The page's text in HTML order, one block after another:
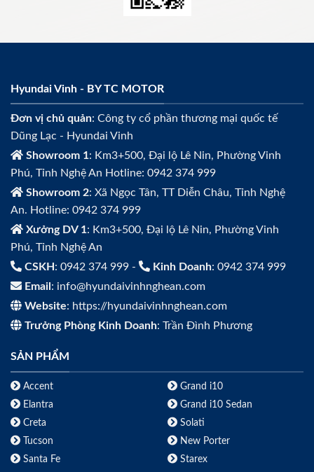
Hyundai Vinh - BY TC MOTOR
Đơn vị chủ quản: Công ty cổ phần thương mại quốc tế
Dũng Lạc - Hyundai Vinh
Showroom 1: Km3+500, Đại lộ Lê Nin, Phường Vinh
Phú, Tỉnh Nghệ An Hotline: 0942 374 999
Showroom 2: Xã Ngọc Tân, TT Diễn Châu, Tỉnh Nghệ
An. Hotline: 0942 374 999
Xưởng DV 1: Km3+500, Đại lộ Lê Nin, Phường Vinh
Phú, Tỉnh Nghệ An
CSKH : 0942 374 999 - Kinh Doanh: 0942 374 999
Email : info@hyundaivinhnghean.com
Website: https://hyundaivinhnghean.com
Trưởng Phòng Kinh Doanh: Trần Đình Phương
SẢN PHẨM
Accent
Elantra
Creta
Tucson
Santa Fe
Grand i10
Grand i10 Sedan
Solati
New Porter
Starex